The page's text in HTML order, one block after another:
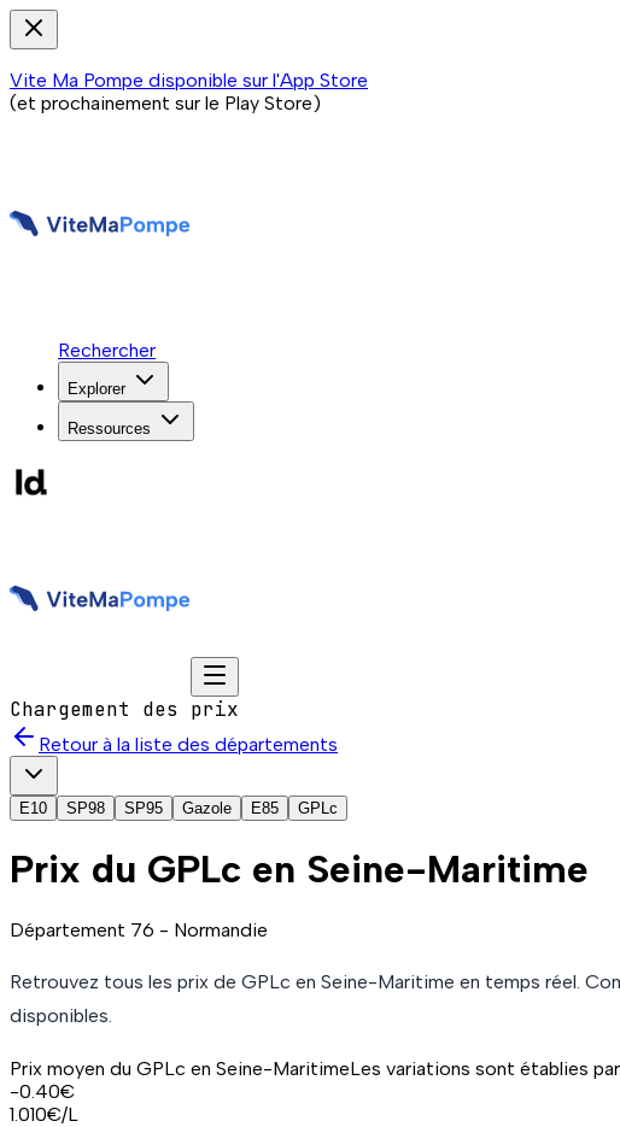
Vite Ma Pompe disponible sur l'App Store
(et prochainement sur le Play Store)
Rechercher
Explorer
Ressources
Chargement des prix
Retour à la liste des départements
E10 SP98 SP95 Gazole E85 GPLc
Prix du GPLc en Seine-Maritime
Département 76 - Normandie
Retrouvez tous les prix de GPLc en Seine-Maritime en temps réel.
disponibles.
Prix moyen du GPLc en Seine-MaritimeLes variations sont établies
-0.40€
1.010€/L